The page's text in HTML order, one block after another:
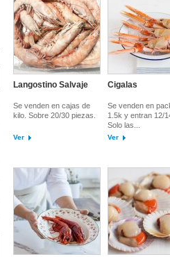
Langostino Salvaje
Se venden en cajas de
kilo. Sobre 20/30 piezas.
Ver
Cigalas
Se venden en
1.5k y entran 12/
Solo las...
Ver